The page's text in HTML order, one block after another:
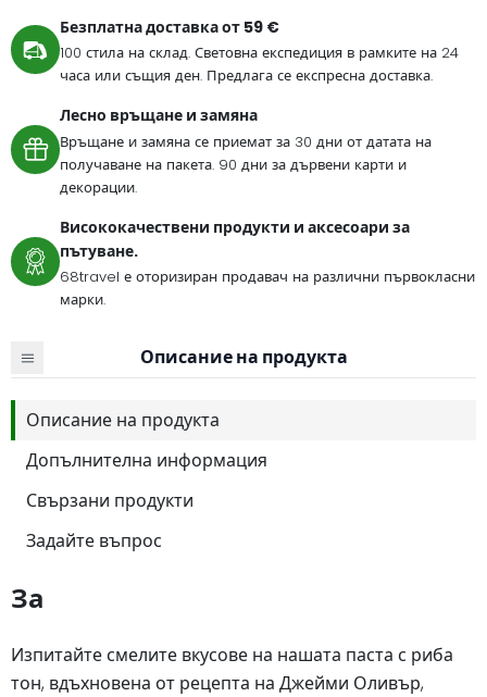
Безплатна доставка от 59 €
100 стила на склад. Световна експедиция в рамките на 24
часа или същия ден. Предлага се експресна доставка.
Лесно връщане и замяна
Връщане и замяна се приемат за 30 дни от датата на
получаване на пакета. 90 дни за дървени карти и
декорации.
Висококачествени продукти и аксесоари за
пътуване.
68travel е оторизиран продавач на различни първокласни
марки.
Описание на продукта
Описание на продукта
Допълнителна информация
Свързани продукти
Задайте въпрос
За
Изпитайте смелите вкусове на нашата паста с риба
тон, вдъхновена от рецепта на Джейми Оливър,